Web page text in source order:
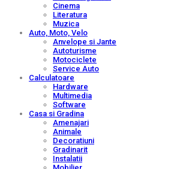
Cinema
Literatura
Muzica
Auto, Moto, Velo
Anvelope si Jante
Autoturisme
Motociclete
Service Auto
Calculatoare
Hardware
Multimedia
Software
Casa si Gradina
Amenajari
Animale
Decoratiuni
Gradinarit
Instalatii